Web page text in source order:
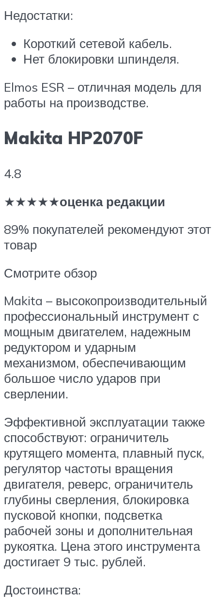
Недостатки:
Короткий сетевой кабель.
Нет блокировки шпинделя.
Elmos ESR – отличная модель для
работы на производстве.
Makita HP2070F
4.8
★★★★★оценка редакции
89% покупателей рекомендуют этот
товар
Смотрите обзор
Makita – высокопроизводительный
профессиональный инструмент с
мощным двигателем, надежным
редуктором и ударным
механизмом, обеспечивающим
большое число ударов при
сверлении.
Эффективной эксплуатации также
способствуют: ограничитель
крутящего момента, плавный пуск,
регулятор частоты вращения
двигателя, реверс, ограничитель
глубины сверления, блокировка
пусковой кнопки, подсветка
рабочей зоны и дополнительная
рукоятка. Цена этого инструмента
достигает 9 тыс. рублей.
Достоинства: